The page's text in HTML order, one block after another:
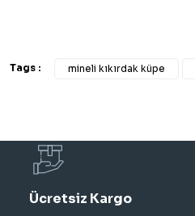
Tags : mineli kıkırdak küpe
Ücretsiz Kargo